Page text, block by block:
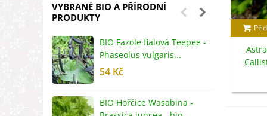
VYBRANÉ BIO A PŘÍRODNÍ
PRODUKTY
BIO Fazole fialová Teepee -
Phaseolus vulgaris...
54 Kč
BIO Hořčice Wasabina -